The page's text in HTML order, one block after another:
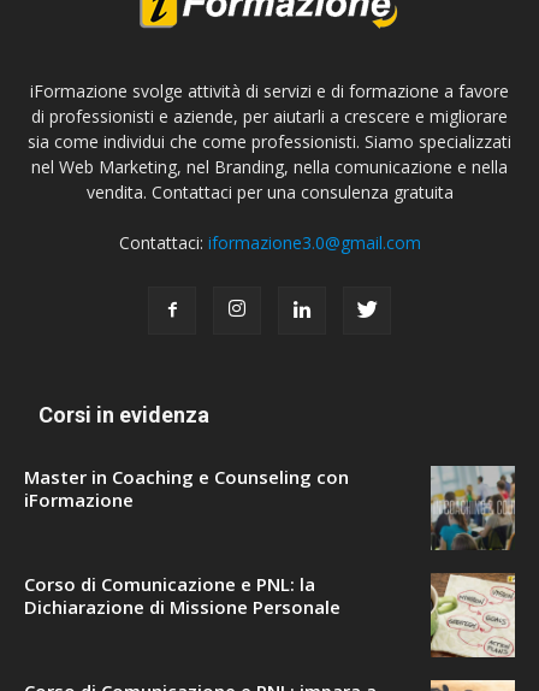
iFormazione svolge attività di servizi e di formazione a favore
di professionisti e aziende, per aiutarli a crescere e migliorare
sia come individui che come professionisti. Siamo specializzati
nel Web Marketing, nel Branding, nella comunicazione e nella
vendita. Contattaci per una consulenza gratuita
Contattaci: iformazione3.0@gmail.com
Corsi in evidenza
Master in Coaching e Counseling con
iFormazione
Corso di Comunicazione e PNL: la
Dichiarazione di Missione Personale